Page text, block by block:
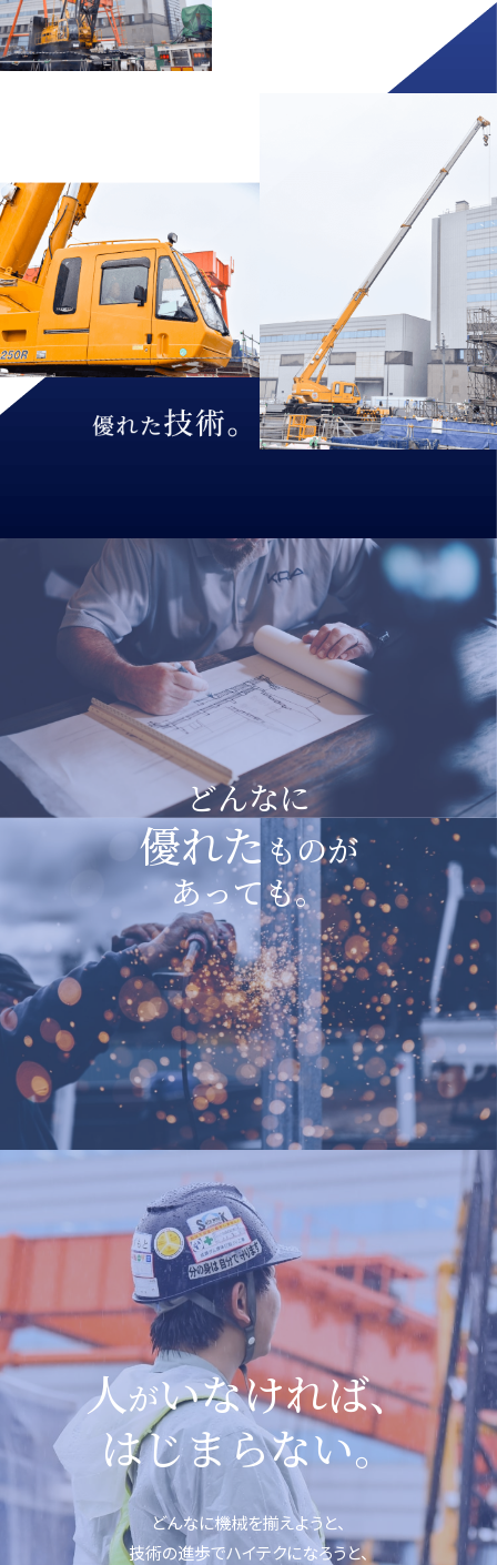
どんなに
優れたものが
あっても。
人がいなければ、
はじまらない。
どんなに機械を揃えようと、
技術の進歩でハイテクになろうと、